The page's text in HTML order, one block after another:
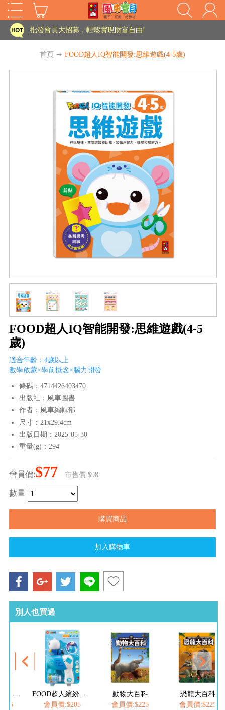
家長樂了!「風車書版集團暨FOOD超人企業總部」目前正興建中!
批發會員大招募，輕鬆實現財富自由!
老師您好!!幼教會員火熱招募中~
海外購物免煩惱！點我查看『海外購物流程說明』
批發會員大招募，輕鬆實現財富自由!
老師您好!!幼教會員火熱招募中~
海外購物免煩惱！點我查看『海外購物流程說明』
首頁 ➙ FOOD超人IQ智能開發:思維遊戲(4-5歲)
FOOD超人IQ智能開發:思維遊戲(4-5
歲)
適合年齡：4歲以上
數學啟蒙×學前概念×腦力開發
條碼：4714426403470
出版社：風車圖書
作者：風車編輯部
尺寸：21x29.4cm
出版日期：2025-05-30
重量(g)：294
會員價:$77 市售價:$98
數量
別人也買過
會員價:$205
動物大百科
會員價:$225
恐龍大百科
會員價:$225